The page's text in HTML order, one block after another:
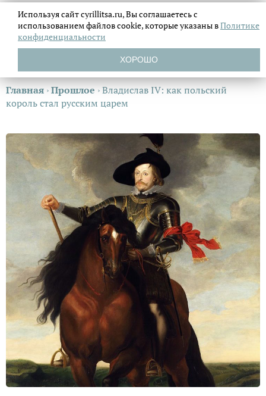
Главная ›Прошлое ›Владислав IV: как польский
король стал русским царем
Используя сайт cyrillitsa.ru, Вы соглашаетесь с
использованием файловcookie, которые указаны вПолитике
конфиденциальности
ХОРОШО